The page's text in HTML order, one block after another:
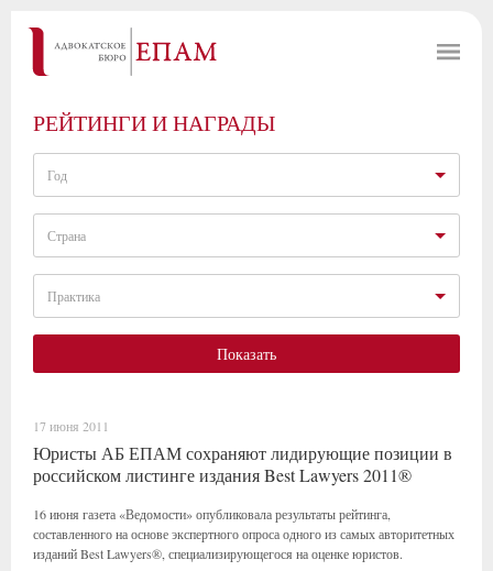
РЕЙТИНГИ И НАГРАДЫ
Год
Страна
Практика
Показать
17 июня 2011
Юристы АБ ЕПАМ сохраняют лидирующие позиции в
российском листинге издания Best Lawyers 2011®
16 июня газета «Ведомости» опубликовала результаты рейтинга,
составленного на основе экспертного опроса одного из самых авторитетных
изданий Best Lawyers®, специализирующегося на оценке юристов.